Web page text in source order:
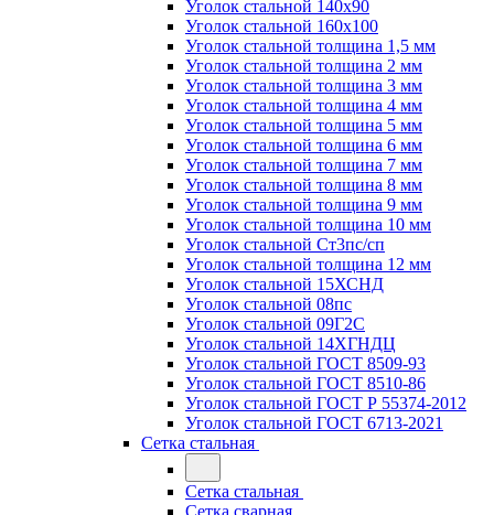
Уголок стальной 140х90
Уголок стальной 160х100
Уголок стальной толщина 1,5 мм
Уголок стальной толщина 2 мм
Уголок стальной толщина 3 мм
Уголок стальной толщина 4 мм
Уголок стальной толщина 5 мм
Уголок стальной толщина 6 мм
Уголок стальной толщина 7 мм
Уголок стальной толщина 8 мм
Уголок стальной толщина 9 мм
Уголок стальной толщина 10 мм
Уголок стальной Ст3пс/сп
Уголок стальной толщина 12 мм
Уголок стальной 15ХСНД
Уголок стальной 08пс
Уголок стальной 09Г2С
Уголок стальной 14ХГНДЦ
Уголок стальной ГОСТ 8509-93
Уголок стальной ГОСТ 8510-86
Уголок стальной ГОСТ Р 55374-2012
Уголок стальной ГОСТ 6713-2021
Сетка стальная
Сетка стальная
Сетка сварная